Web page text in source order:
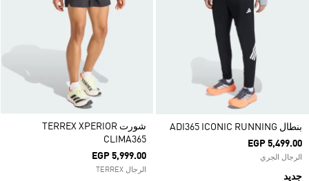
بنطال ADI365 ICONIC RUNNING
EGP 5,499.00
الرجال الجري
جديد
شورت TERREX XPERIOR
CLIMA365
EGP 5,999.00
الرجال TERREX